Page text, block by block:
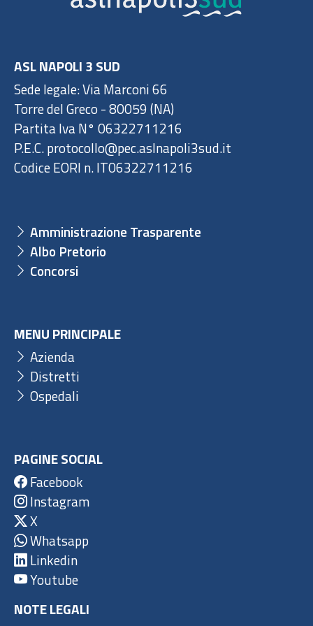
ASL NAPOLI 3 SUD
Sede legale: Via Marconi 66
Torre del Greco - 80059 (NA)
Partita Iva N° 06322711216
P.E.C. protocollo@pec.aslnapoli3sud.it
Codice EORI n. IT06322711216
Amministrazione Trasparente
Albo Pretorio
Concorsi
MENU PRINCIPALE
Azienda
Distretti
Ospedali
PAGINE SOCIAL
Facebook
Instagram
X
Whatsapp
Linkedin
Youtube
NOTE LEGALI